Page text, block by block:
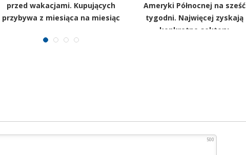
przed wakacjami. Kupujących
przybywa z miesiąca na miesiąc
Ameryki Północnej na sześć
tygodni. Najwięcej zyskają
konkretne sektory
500